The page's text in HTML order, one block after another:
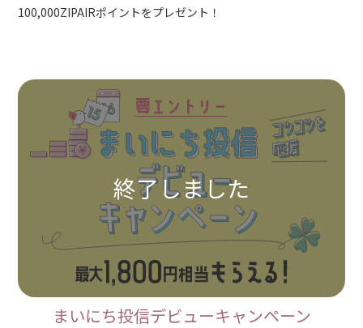
100,000ZIPAIRポイントをプレゼント！
まいにち投信デビューキャンペーン